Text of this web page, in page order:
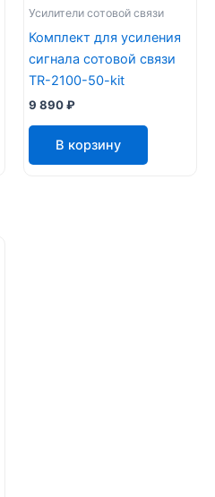
Усилители сотовой связи
Комплект для усиления
сигнала сотовой связи
TR-2100-50-kit
9 890₽
В корзину